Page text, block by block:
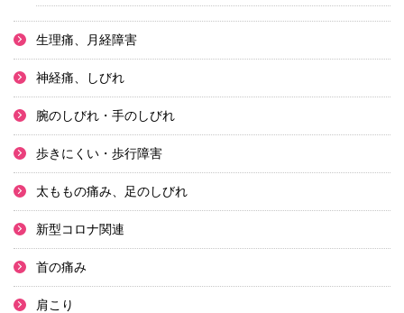
生理痛、月経障害
神経痛、しびれ
腕のしびれ・手のしびれ
歩きにくい・歩行障害
太ももの痛み、足のしびれ
新型コロナ関連
首の痛み
肩こり